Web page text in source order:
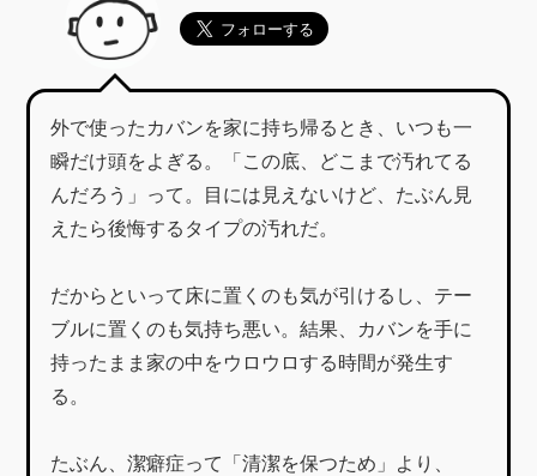
外で使ったカバンを家に持ち帰るとき、いつも一
瞬だけ頭をよぎる。「この底、どこまで汚れてる
んだろう」って。目には見えないけど、たぶん見
えたら後悔するタイプの汚れだ。
だからといって床に置くのも気が引けるし、テー
ブルに置くのも気持ち悪い。結果、カバンを手に
持ったまま家の中をウロウロする時間が発生す
る。
たぶん、潔癖症って「清潔を保つため」より、